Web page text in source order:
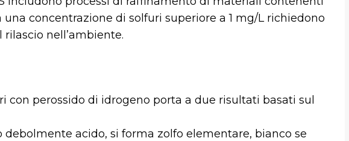
una concentrazione di solfuri superiore a 1 mg/L richiedono
nell’ambiente.
con perossido di idrogeno porta a due risultati basati sul
acido, si forma zolfo elementare, bianco se